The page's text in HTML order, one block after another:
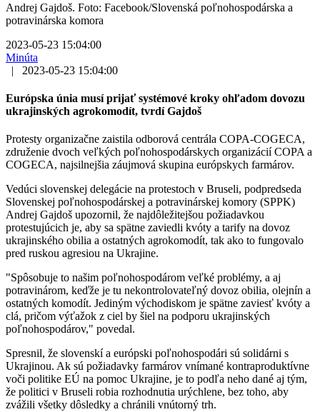
Andrej Gajdoš. Foto: Facebook/Slovenská poľnohospodárska a
potravinárska komora
2023-05-23 15:04:00
Minúta
|
2023-05-23 15:04:00
Európska únia musí prijať systémové kroky ohľadom dovozu
ukrajinských agrokomodít, tvrdí Gajdoš
Protesty organizačne zaistila odborová centrála COPA-COGECA,
združenie dvoch veľkých poľnohospodárskych organizácií COPA a
COGECA, najsilnejšia záujmová skupina európskych farmárov.
Vedúci slovenskej delegácie na protestoch v Bruseli, podpredseda
Slovenskej poľnohospodárskej a potravinárskej komory (SPPK)
Andrej Gajdoš upozornil, že najdôležitejšou požiadavkou
protestujúcich je, aby sa spätne zaviedli kvóty a tarify na dovoz
ukrajinského obilia a ostatných agrokomodít, tak ako to fungovalo
pred ruskou agresiou na Ukrajine.
"Spôsobuje to našim poľnohospodárom veľké problémy, a aj
potravinárom, keďže je tu nekontrolovateľný dovoz obilia, olejnín a
ostatných komodít. Jediným východiskom je spätne zaviesť kvóty a
clá, pričom výťažok z ciel by šiel na podporu ukrajinských
poľnohospodárov," povedal.
Spresnil, že slovenskí a európski poľnohospodári sú solidárni s
Ukrajinou. Ak sú požiadavky farmárov vnímané kontraproduktívne
voči politike EÚ na pomoc Ukrajine, je to podľa neho dané aj tým,
že politici v Bruseli robia rozhodnutia urýchlene, bez toho, aby
zvážili všetky dôsledky a chránili vnútorný trh.